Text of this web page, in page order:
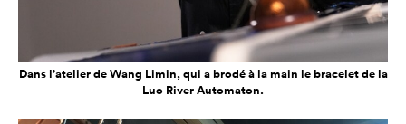
Dans l’atelier de Wang Limin, qui a brodé à la main le bracelet de la
Luo River Automaton.